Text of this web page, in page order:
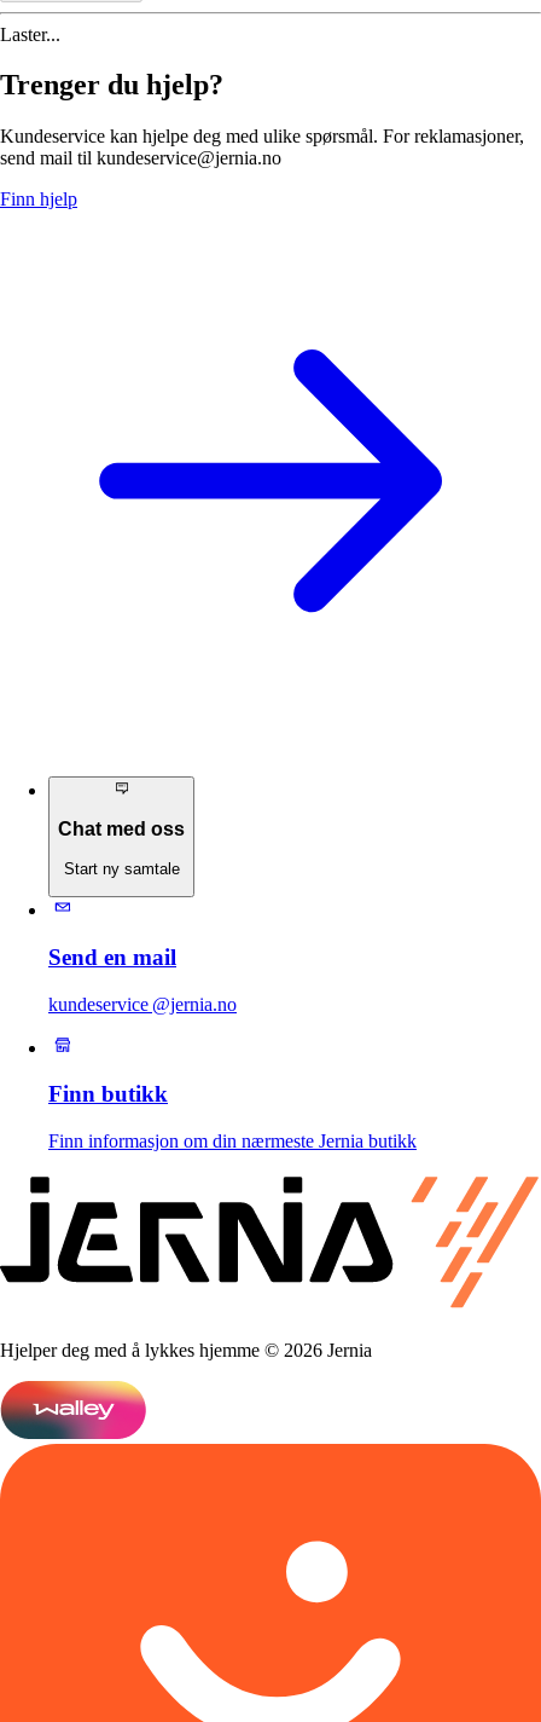
Laster...
Trenger du hjelp?
Kundeservice kan hjelpe deg med ulike spørsmål. For reklamasjoner,
send mail til kundeservice@jernia.no
Finn hjelp
Chat med oss
Start ny samtale
Send en mail
kundeservice @jernia.no
Finn butikk
Finn informasjon om din nærmeste Jernia butikk
Hjelper deg med å lykkes hjemme © 2026 Jernia